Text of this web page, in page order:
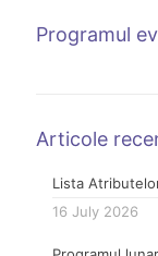
Programul
Articole
Lista
16 July 2026